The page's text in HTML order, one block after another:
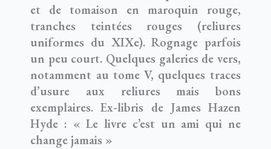
et de tomaison en maroquin rouge,
tranches teintées rouges (reliures
uniformes du XIXe). Rognage parfois
un peu court. Quelques galeries de vers,
notamment au tome V, quelques traces
d’usure aux reliures mais bons
exemplaires. Ex-libris de James Hazen
Hyde : « Le livre c’est un ami qui ne
change jamais »